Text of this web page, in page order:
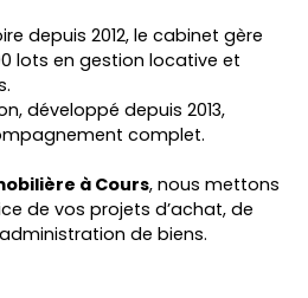
depuis 2012, le cabinet gère
lots en gestion locative et
développé depuis 2013,
complet.
à Cours, nous mettons
de vos projets d’achat, de
de biens.